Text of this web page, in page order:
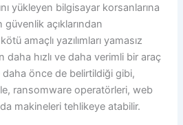
yükleyen bilgisayar korsanlarına
açıklarından
amaçlı yazılımları yamasız
daha hızlı ve daha verimli bir araç
önce de belirtildiği gibi,
ransomware operatörleri, web
makineleri tehlikeye atabilir.